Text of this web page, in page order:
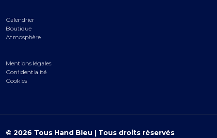
Calendrier
Boutique
Atmosphère
Mentions légales
Confidentialité
Cookies
© 2026 Tous Hand Bleu | Tous droits réservés